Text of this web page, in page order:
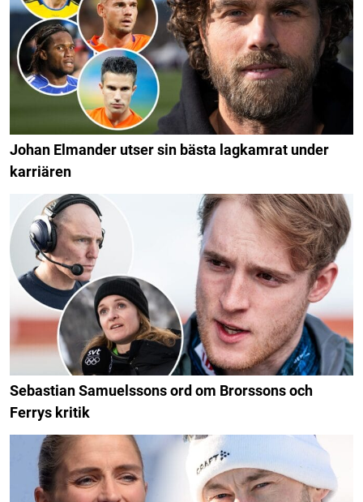
Johan Elmander utser sin bästa lagkamrat under
karriären
Sebastian Samuelssons ord om Brorssons och
Ferrys kritik